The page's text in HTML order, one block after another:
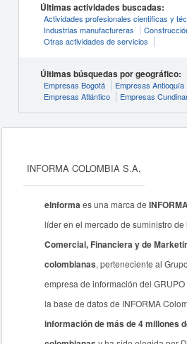
Últimas actividades buscadas:
Actividades profesionales cientificas y
Industrias manufactureras
Otras actividades de servicios
Últimas búsquedas por geográfico:
Empresas Bogotá Empresas Antioquía
Empresas Atlántico
Empresas
INFORMA COLOMBIA S.A,
eInformaes una marca de
líder en el mercado de suministro de
Comercial, Financiera y de
colombianas, perteneciente al
empresa de información del
la base de datos de INFORMA
información de más de 4 millones